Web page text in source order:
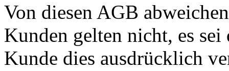
Von diesen AGB
Kunden gelten nicht, es
Kunde dies ausdrücklich